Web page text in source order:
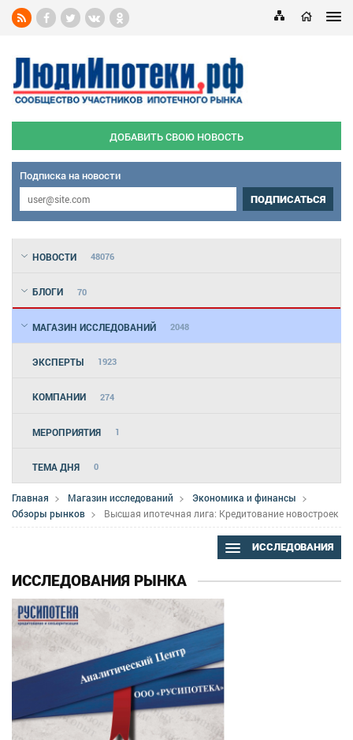
ДОБАВИТЬ СВОЮ НОВОСТЬ
Подписка на новости
ПОДПИСАТЬСЯ
НОВОСТИ 48076
БЛОГИ 70
МАГАЗИН ИССЛЕДОВАНИЙ 2048
ЭКСПЕРТЫ 1923
КОМПАНИИ 274
МЕРОПРИЯТИЯ 1
ТЕМА ДНЯ 0
Главная Магазин исследований
Экономика и финансы
Обзоры рынков
Высшая ипотечная лига: Кредитование новостроек
ИССЛЕДОВАНИЯ
ИССЛЕДОВАНИЯ РЫНКА